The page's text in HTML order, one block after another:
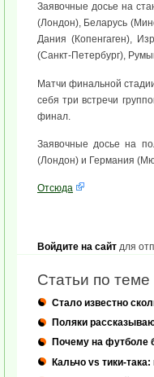
Заявочные досье на
(Лондон), Беларусь
Дания (Копенгаген),
(Санкт-Петербург),
Матчи финальной
себя три встречи
финал.
Заявочные досье на
(Лондон) и Германия
Отсюда
Войдите на сайт для
Статьи по теме
Стало известно
Поляки
Почему на футболе
Кальчо vs тики-